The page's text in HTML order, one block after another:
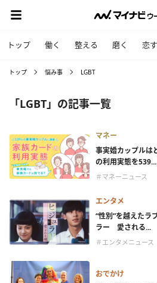
トップ 働く 整える 磨く 恋
トップ 悩み事 LGBT
「LGBT」の記事一覧
マネー
事実婚カップルは
の利用実態を539...
＃マネーニュース
エンタメ
“性別”を越えたラ
ラー 愛される...
＃エンタメニュース
おでかけ